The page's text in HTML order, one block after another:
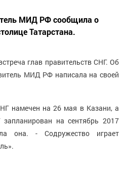
МИД РФ сообщила о
Татарстана.
глав правительств СНГ. Об
МИД РФ написала на своей
намечен на 26 мая в Казани, а
на сентябрь 2017
она. - Содружество играет